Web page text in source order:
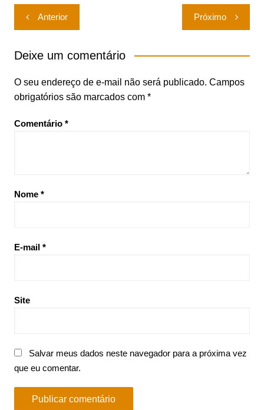
Navegação
de
Post
Anterior Próximo
Deixe um comentário
O seu endereço de e-mail não será publicado. Campos
obrigatórios são marcados com *
Comentário *
Nome *
E-mail *
Site
Salvar meus dados neste navegador para a próxima vez
que eu comentar.